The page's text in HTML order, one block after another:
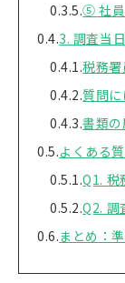
⑤ 社員
3. 調査当
税務
質問
書類
よくある
Q1. 税
Q2. 調
まとめ：